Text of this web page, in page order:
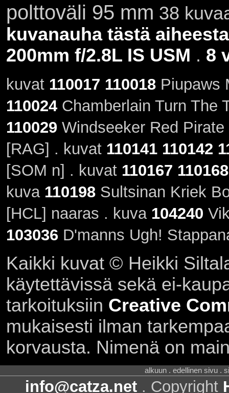
polttoväli 95 mm 38
kuvanauha tästä aiheesta
200mm f/2.8L IS USM . 8
kuvat 110017 110018Piupaws
110024Chamberlain Turn The
110029 Windseeker Red
[RAG] . kuvat 110141 110142
[SOM n] . kuvat 110167 110168
kuva 110198Sultsinan Kriek
[HCL] naaras . kuva 104240
103036D'manns Ugh!
Kaikki kuvat © Heikki
käytettävissä sekä ei-
tarkoituksiin Creative
mukaisesti ilman
korvausta. Nimenä on
alkuun . edellinen sivu .
info@catza.net . Copyright